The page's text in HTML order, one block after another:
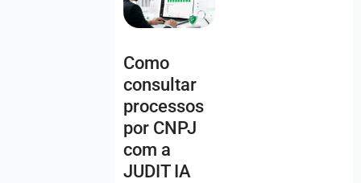
Como
consultar
processos
por CNPJ
com a
JUDIT IA